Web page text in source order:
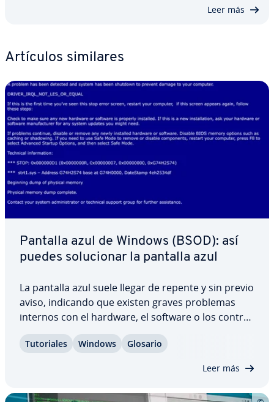
Leer más
Artículos similares
Pantalla azul de Windows (BSOD): así
puedes so­lu­cio­nar la pantalla azul
La pantalla azul suele llegar de repente y sin previo
aviso, indicando que existen graves problemas
internos con el hardware, el software o los co­n­tro­
debido a este problema, el apagado forzoso se
Tu­to­ria­les Windows Glosario
Leer más